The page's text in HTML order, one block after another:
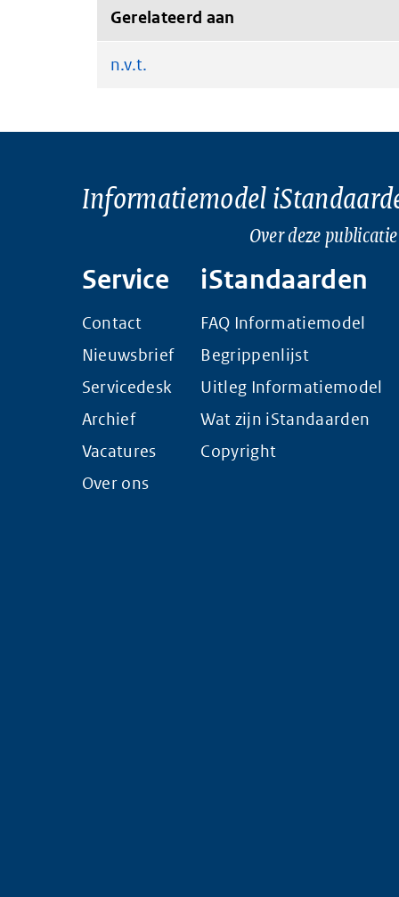
Gerelateerd aan
n.v.t.
Informatiemodel
Over deze publicatie
Service
Contact
Nieuwsbrief
Servicedesk
Archief
Vacatures
Over ons
iStandaarden
FAQ Informatiemodel
Begrippenlijst
Uitleg Informatiemodel
Wat zijn iStandaarden
Copyright